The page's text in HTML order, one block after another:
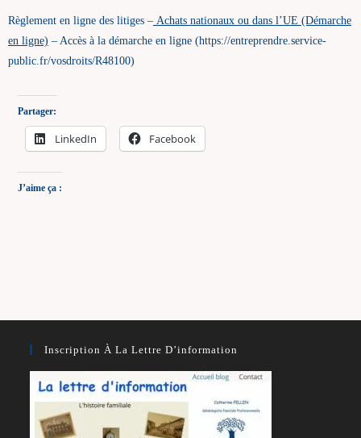
Règlement en ligne des litiges – Achats nationaux ou dans l’UE (Démarche
en ligne) – Accès à la démarche en ligne (https://entreprendre.service-
public.fr/vosdroits/R48100)
Partager:
LinkedIn Facebook
J’aime ça :
Inscription À La Lettre D’information